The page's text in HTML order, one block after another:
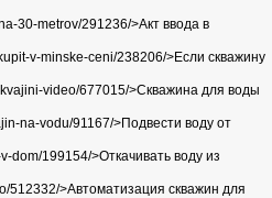
30-metrov/291236/>Акт ввода в
v-minske-ceni/238206/>Если скважину
video/677015/>Скважина для воды
na-vodu/91167/>Подвести воду от
dom/199154/>Откачивать воду из
512332/>Автоматизация скважин для